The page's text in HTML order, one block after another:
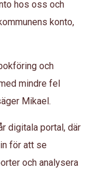
hos oss och
konto,
och
mindre fel
Mikael.
digitala portal, där
för att se
och analysera